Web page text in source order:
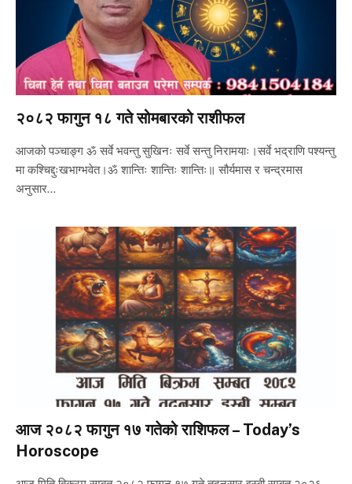
२०८२ फागुन १८ गते सोमबारको राशीफल
आजको पञ्चाङ्ग ॐ सर्वे भवन्तु सुखिनः सर्वे सन्तु निरामयाः।सर्वे भद्राणि पश्यन्तु
मा कश्चिद्दुःखभाग्भवेत।ॐ शान्तिः शान्तिः शान्तिः॥ सौर्यमास र चन्द्रमास
अनुसार…
आज २०८२ फागुन १७ गतेको राशिफल – Today’s
Horoscope